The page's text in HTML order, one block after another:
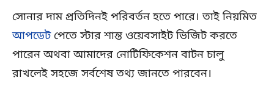
সোনার দাম প্রতিদিনই পরিবর্তন হতে পারে। তাই নিয়মিত
আপডেটপেতে স্টার শান্ত ওয়েবসাইট ভিজিট করতে
পারেন অথবা আমাদের নোটিফিকেশন বাটন চালু
রাখলেই সহজে সর্বশেষ তথ্য জানতে পারবেন।